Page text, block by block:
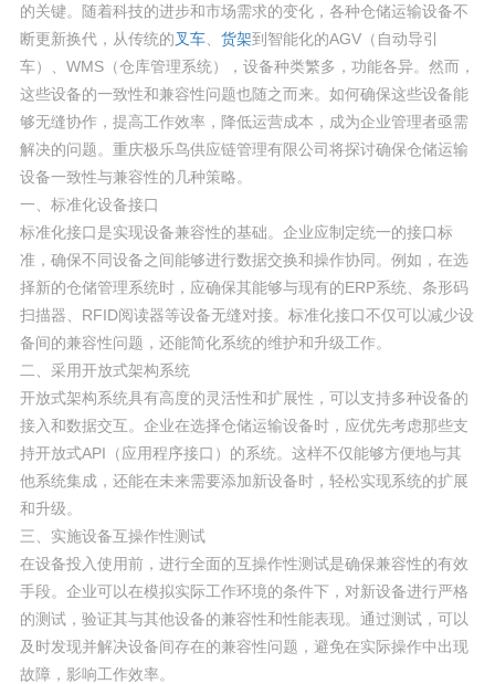
的关键。随着科技的进步和市场需求的变化，各种仓储运输设备不
断更新换代，从传统的叉车、 货架到智能化的AGV（自动导引
车）、WMS（仓库管理系统），设备种类繁多，功能各异。然而，
这些设备的一致性和兼容性问题也随之而来。如何确保这些设备能
够无缝协作，提高工作效率，降低运营成本，成为企业管理者亟需
解决的问题。重庆极乐鸟供应链管理有限公司将探讨确保仓储运输
设备一致性与兼容性的几种策略。
一、标准化设备接口
标准化接口是实现设备兼容性的基础。企业应制定统一的接口标
准，确保不同设备之间能够进行数据交换和操作协同。例如，在选
择新的仓储管理系统时，应确保其能够与现有的ERP系统、条形码
扫描器、RFID阅读器等设备无缝对接。标准化接口不仅可以减少设
备间的兼容性问题，还能简化系统的维护和升级工作。
二、采用开放式架构系统
开放式架构系统具有高度的灵活性和扩展性，可以支持多种设备的
接入和数据交互。企业在选择仓储运输设备时，应优先考虑那些支
持开放式API（应用程序接口）的系统。这样不仅能够方便地与其
他系统集成，还能在未来需要添加新设备时，轻松实现系统的扩展
和升级。
三、实施设备互操作性测试
在设备投入使用前，进行全面的互操作性测试是确保兼容性的有效
手段。企业可以在模拟实际工作环境的条件下，对新设备进行严格
的测试，验证其与其他设备的兼容性和性能表现。通过测试，可以
及时发现并解决设备间存在的兼容性问题，避免在实际操作中出现
故障，影响工作效率。